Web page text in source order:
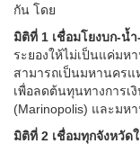
กัน โดย
มิติที่ 1 เชื่อมโยงบก-น้
ระยองให้ไม่เป็นแค่มห
สามารถเป็นมหานครแ
เพื่อลดต้นทุนทางการเ
(Marinopolis) และมห
มิติที่ 2 เชื่อมทุกจังหวัด